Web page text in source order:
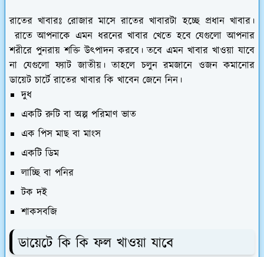
রাতের খাবারঃ রোজার মাসে রাতের খাবারটা হচ্ছে প্রধান খাবার।
রাতে আপনাকে এমন ধরনের খাবার খেতে হবে যেগুলো আপনার
শরীরে পুনরায় শক্তি উৎপাদন করবে। তবে এমন খাবার খাওয়া যাবে
না যেগুলো ফ্যাট জাতীয়। তাহলে চলুন রমজানে ওজন কমানোর
ডায়েট চার্টে রাতের খাবার কি খাবেন জেনে নিন।
দুধ
একটি রুটি বা অল্প পরিমাণ ভাত
এক পিস মাছ বা মাংস
একটি ডিম
লাচ্ছি বা পনির
টক দই
শাকসবজি
ডায়েটে কি কি ফল খাওয়া যাবে